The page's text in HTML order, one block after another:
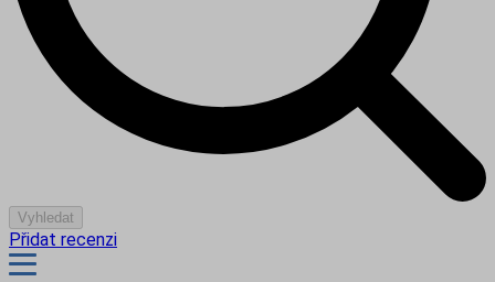
Vyhledat
Přidat recenzi